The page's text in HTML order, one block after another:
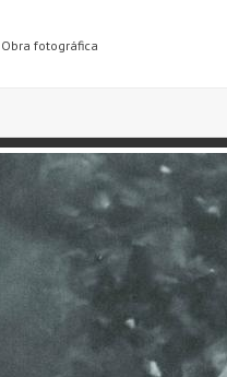
Obra fotográfica